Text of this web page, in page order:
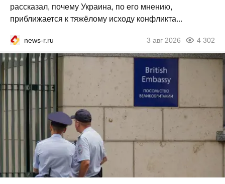
рассказал, почему Украина, по его мнению,
приближается к тяжёлому исходу конфликта...
news-r.ru 3 авг 2026 4 302